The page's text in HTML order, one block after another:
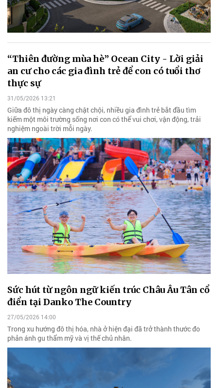
“Thiên đường mùa hè” Ocean City - Lời giải
an cư cho các gia đình trẻ để con có tuổi thơ
thực sự
31/05/2026 13:21
Giữa đô thị ngày càng chật chội, nhiều gia đình trẻ bắt đầu tìm
kiếm một môi trường sống nơi con có thể vui chơi, vận động, trải
nghiệm ngoài trời mỗi ngày.
Sức hút từ ngôn ngữ kiến trúc Châu Âu Tân cổ
điển tại Danko The Country
27/05/2026 14:00
Trong xu hướng đô thị hóa, nhà ở hiện đại đã trở thành thước đo
phản ánh gu thẩm mỹ và vị thế chủ nhân.